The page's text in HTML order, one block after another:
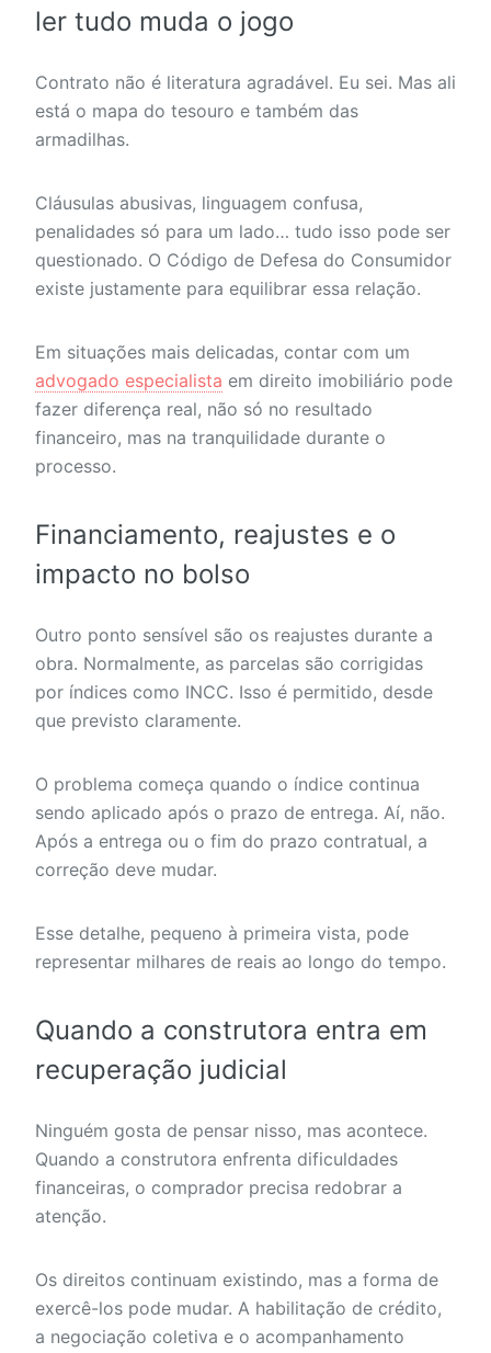
ler tudo muda o jogo
Contrato não é literatura agradável. Eu sei. Mas ali
está o mapa do tesouro e também das
armadilhas.
Cláusulas abusivas, linguagem confusa,
penalidades só para um lado… tudo isso pode ser
questionado. O Código de Defesa do Consumidor
existe justamente para equilibrar essa relação.
Em situações mais delicadas, contar com um
advogado especialista em direito imobiliário pode
fazer diferença real, não só no resultado
financeiro, mas na tranquilidade durante o
processo.
Financiamento, reajustes e o
impacto no bolso
Outro ponto sensível são os reajustes durante a
obra. Normalmente, as parcelas são corrigidas
por índices como INCC. Isso é permitido, desde
que previsto claramente.
O problema começa quando o índice continua
sendo aplicado após o prazo de entrega. Aí, não.
Após a entrega ou o fim do prazo contratual, a
correção deve mudar.
Esse detalhe, pequeno à primeira vista, pode
representar milhares de reais ao longo do tempo.
Quando a construtora entra em
recuperação judicial
Ninguém gosta de pensar nisso, mas acontece.
Quando a construtora enfrenta dificuldades
financeiras, o comprador precisa redobrar a
atenção.
Os direitos continuam existindo, mas a forma de
exercê-los pode mudar. A habilitação de crédito,
a negociação coletiva e o acompanhamento